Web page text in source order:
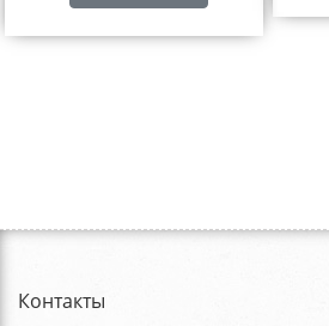
Контакты